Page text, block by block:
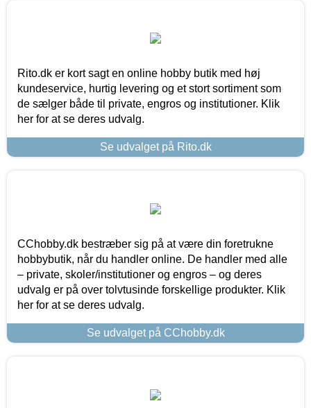
Rito.dk er kort sagt en online hobby butik med høj
kundeservice, hurtig levering og et stort sortiment som
de sælger både til private, engros og institutioner. Klik
her for at se deres udvalg.
Se udvalget på Rito.dk
CChobby.dk bestræber sig på at være din foretrukne
hobbybutik, når du handler online. De handler med alle
– private, skoler/institutioner og engros – og deres
udvalg er på over tolvtusinde forskellige produkter. Klik
her for at se deres udvalg.
Se udvalget på CChobby.dk